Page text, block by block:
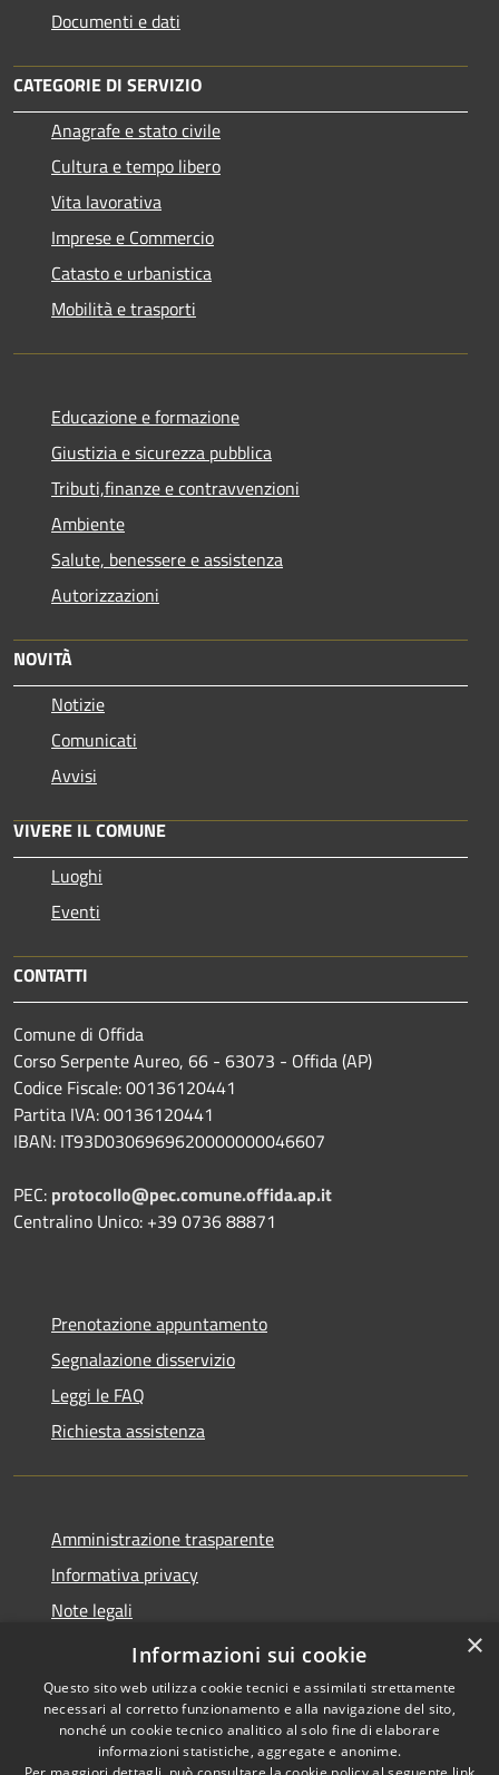
Documenti e dati
CATEGORIE DI SERVIZIO
Anagrafe e stato civile
Cultura e tempo libero
Vita lavorativa
Imprese e Commercio
Catasto e urbanistica
Mobilità e trasporti
Educazione e formazione
Giustizia e sicurezza pubblica
Tributi,finanze e contravvenzioni
Ambiente
Salute, benessere e assistenza
Autorizzazioni
NOVITÀ
Notizie
Comunicati
Avvisi
VIVERE IL COMUNE
Luoghi
Eventi
CONTATTI
Comune di Offida
Corso Serpente Aureo, 66 - 63073 - Offida (AP)
Codice Fiscale: 00136120441
Partita IVA: 00136120441
IBAN: IT93D0306969620000000046607
PEC: protocollo@pec.comune.offida.ap.it
Centralino Unico: +39 0736 88871
Prenotazione appuntamento
Segnalazione disservizio
Leggi le FAQ
Richiesta assistenza
Amministrazione trasparente
Informativa privacy
Note legali
Dichiarazione di accessibilità
Copyright © 2026 • Comune di
×
Informazioni sui cookie
Questo sito web utilizza cookie tecnici e assimilati strettamente
necessari al corretto funzionamento e alla navigazione del sito,
nonché un cookie tecnico analitico al solo fine di elaborare
informazioni statistiche, aggregate e anonime.